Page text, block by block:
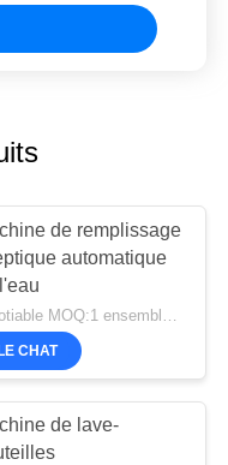
de remplissage
automatique
negotiable MOQ:1 ensemble/PCs
LE CHAT
de lave-